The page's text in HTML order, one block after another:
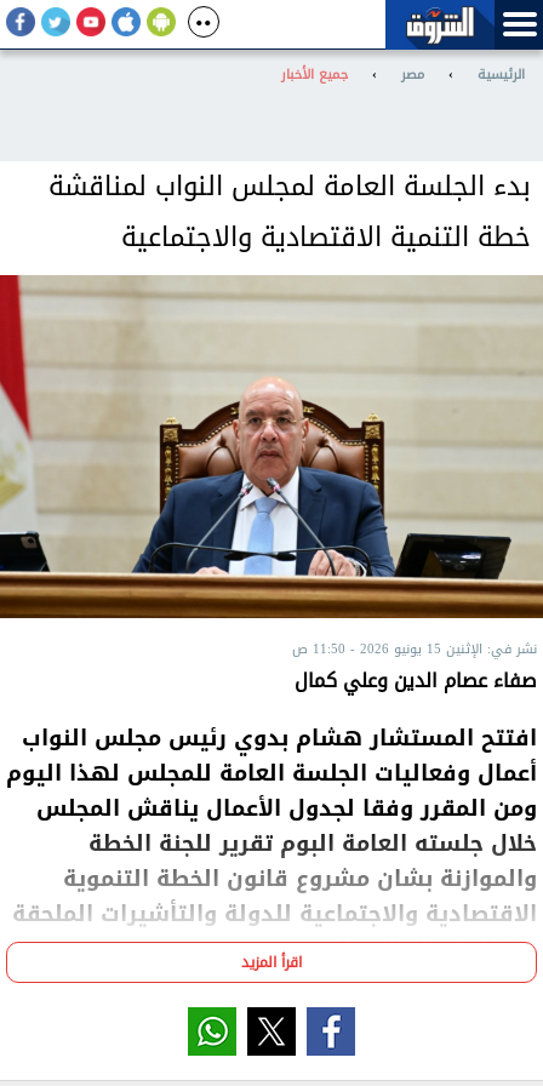
الرئيسية › مصر › جميع الأخبار
بدء الجلسة العامة لمجلس النواب لمناقشة
خطة التنمية الاقتصادية والاجتماعية
نشر في: الإثنين 15 يونيو 2026 - 11:50 ص
صفاء عصام الدين وعلي كمال
افتتح المستشار هشام بدوي رئيس مجلس النواب
أعمال وفعاليات الجلسة العامة للمجلس لهذا اليوم
ومن المقرر وفقا لجدول الأعمال يناقش المجلس
خلال جلسته العامة البوم تقرير للجنة الخطة
والموازنة بشان مشروع قانون الخطة التنموية
الاقتصادية والاجتماعية للدولة والتأشيرات الملحقة
بها للعام المالي الجديد 2026- 2027.
ومن المقرر أن يختتم المجلس مناقشة ذلك التقرير بإقرار
عدد من التوصيات والمقترحات الهامة الموجهة الحكومة.
اقرأ المزيد